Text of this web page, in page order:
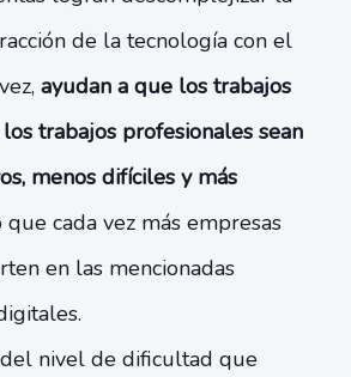
de la tecnología con el
ayudan a que los trabajos
trabajos profesionales sean
menos difíciles y más
cada vez más empresas
en las mencionadas
digitales.
nivel de dificultad que